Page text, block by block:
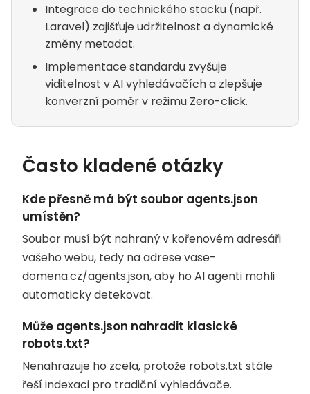
Integrace do technického stacku (např.
Laravel) zajišťuje udržitelnost a dynamické
změny metadat.
Implementace standardu zvyšuje
viditelnost v AI vyhledávačích a zlepšuje
konverzní poměr v režimu Zero-click.
Často kladené otázky
Kde přesně má být soubor agents.json
umístěn?
Soubor musí být nahraný v kořenovém adresáři
vašeho webu, tedy na adrese vase-
domena.cz/agents.json, aby ho AI agenti mohli
automaticky detekovat.
Může agents.json nahradit klasické
robots.txt?
Nenahrazuje ho zcela, protože robots.txt stále
řeší indexaci pro tradiční vyhledávače.